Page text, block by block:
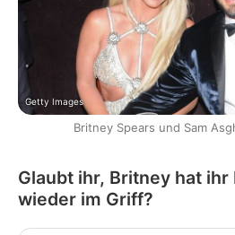
Getty Images
Britney Spears und Sam
Glaubt ihr, Britney hat
wieder im Griff?